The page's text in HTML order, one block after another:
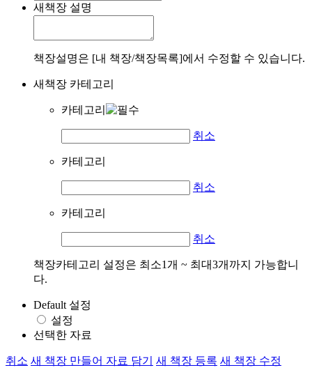
새책장 설명
책장설명은 [내 책장/책장목록]에서 수정할 수 있습니다.
새책장 카테고리
카테고리
취소
카테고리
취소
카테고리
취소
책장카테고리 설정은 최소1개 ~ 최대3개까지 가능합니
다.
Default 설정
설정
선택한 자료
취소 새 책장 만들어 자료 담기 새 책장 등록 새 책장 수정